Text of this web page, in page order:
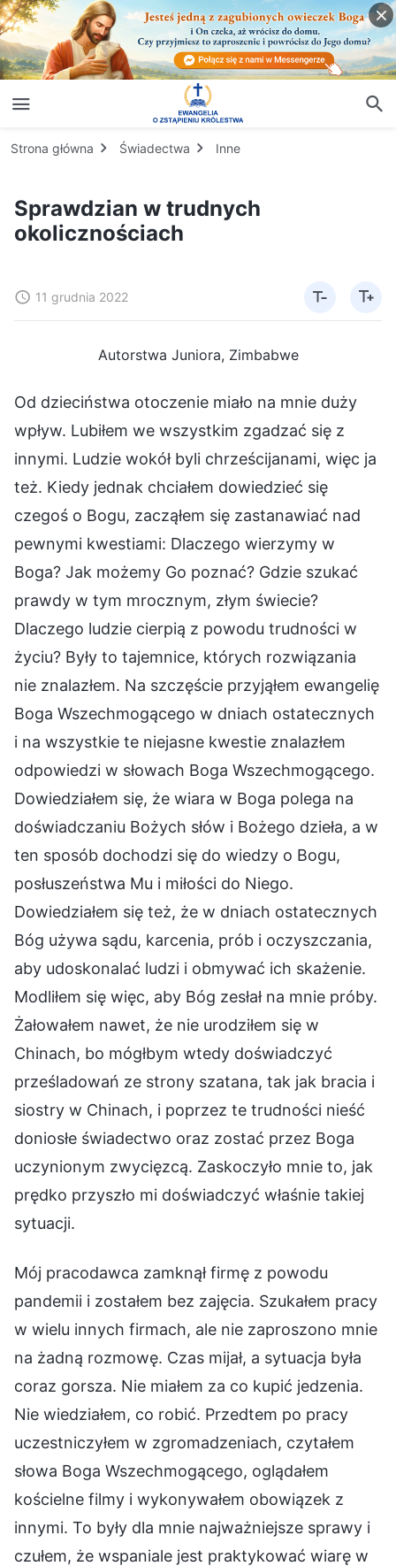
Strona główna Świadectwa Inne
Sprawdzian w trudnych
okolicznościach
11 grudnia 2022
Autorstwa Juniora, Zimbabwe
Od dzieciństwa otoczenie miało na mnie duży
wpływ. Lubiłem we wszystkim zgadzać się z
innymi. Ludzie wokół byli chrześcijanami, więc ja
też. Kiedy jednak chciałem dowiedzieć się
czegoś o Bogu, zacząłem się zastanawiać nad
pewnymi kwestiami: Dlaczego wierzymy w
Boga? Jak możemy Go poznać? Gdzie szukać
prawdy w tym mrocznym, złym świecie?
Dlaczego ludzie cierpią z powodu trudności w
życiu? Były to tajemnice, których rozwiązania
nie znalazłem. Na szczęście przyjąłem ewangelię
Boga Wszechmogącego w dniach ostatecznych
i na wszystkie te niejasne kwestie znalazłem
odpowiedzi w słowach Boga Wszechmogącego.
Dowiedziałem się, że wiara w Boga polega na
doświadczaniu Bożych słów i Bożego dzieła, a w
ten sposób dochodzi się do wiedzy o Bogu,
posłuszeństwa Mu i miłości do Niego.
Dowiedziałem się też, że w dniach ostatecznych
Bóg używa sądu, karcenia, prób i oczyszczania,
aby udoskonalać ludzi i obmywać ich skażenie.
Modliłem się więc, aby Bóg zesłał na mnie próby.
Żałowałem nawet, że nie urodziłem się w
Chinach, bo mógłbym wtedy doświadczyć
prześladowań ze strony szatana, tak jak bracia i
siostry w Chinach, i poprzez te trudności nieść
doniosłe świadectwo oraz zostać przez Boga
uczynionym zwycięzcą. Zaskoczyło mnie to, jak
prędko przyszło mi doświadczyć właśnie takiej
sytuacji.
Mój pracodawca zamknął firmę z powodu
pandemii i zostałem bez zajęcia. Szukałem pracy
w wielu innych firmach, ale nie zaproszono mnie
na żadną rozmowę. Czas mijał, a sytuacja była
coraz gorsza. Nie miałem za co kupić jedzenia.
Nie wiedziałem, co robić. Przedtem po pracy
uczestniczyłem w zgromadzeniach, czytałem
słowa Boga Wszechmogącego, oglądałem
kościelne filmy i wykonywałem obowiązek z
innymi. To były dla mnie najważniejsze sprawy i
czułem, że wspaniale jest praktykować wiarę w